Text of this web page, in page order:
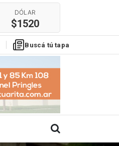
DÓLAR
$1520
Buscá tú tapa